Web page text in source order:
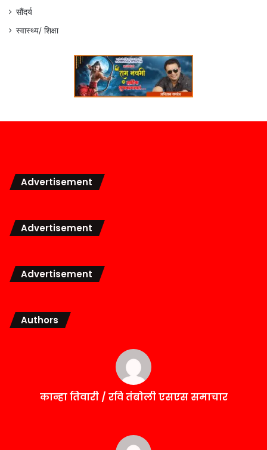
सौंदर्य
स्वास्थ्य/ शिक्षा
Advertisement
Advertisement
Advertisement
Authors
कान्हा तिवारी / रवि तंबोली एसएस समाचार